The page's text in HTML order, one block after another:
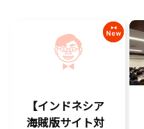
【インドネシア
海賊版サイト対